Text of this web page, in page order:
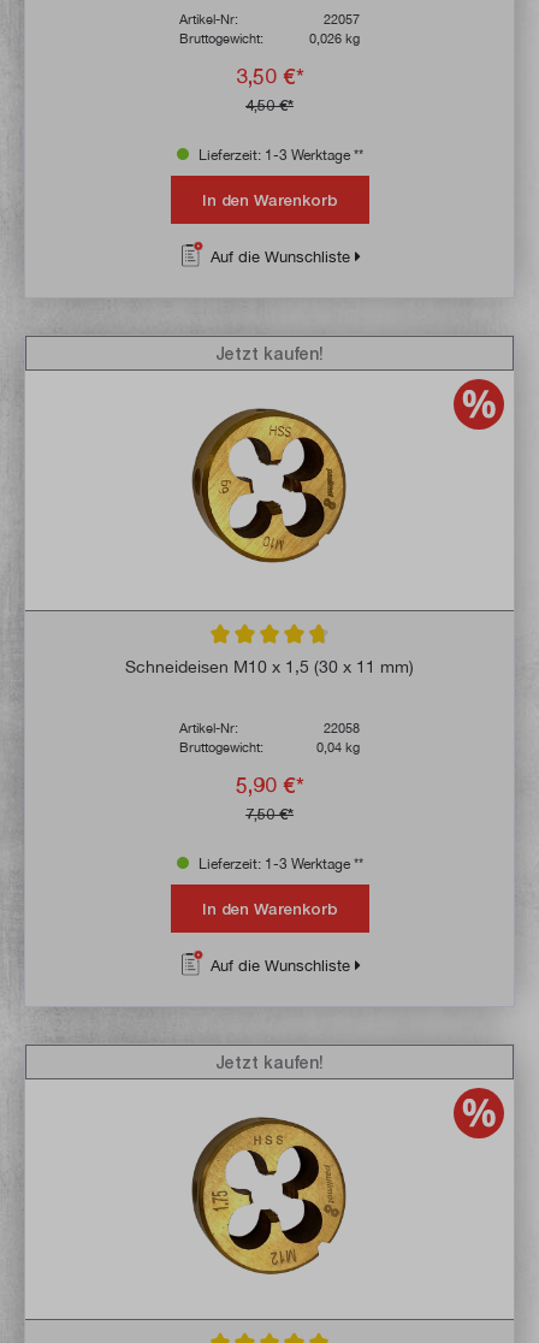
Artikel-Nr:
22057
Bruttogewicht:
0,026 kg
3,50 €*
4,50 €*
Lieferzeit: 1-3 Werktage **
In den Warenkorb
Auf die Wunschliste
Durchschnittliche Bewertung von 4.8 von
Schneideisen M10 x 1,5 (30 x 11 mm)
Artikel-Nr:
22058
Bruttogewicht:
0,04 kg
5,90 €*
7,50 €*
Jetzt kaufen!
Lieferzeit: 1-3 Werktage **
In den Warenkorb
Auf die Wunschliste
Jetzt kaufen!